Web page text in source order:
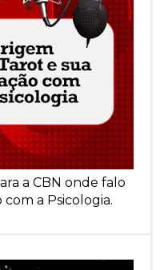
a CBN onde falo
a Psicologia.